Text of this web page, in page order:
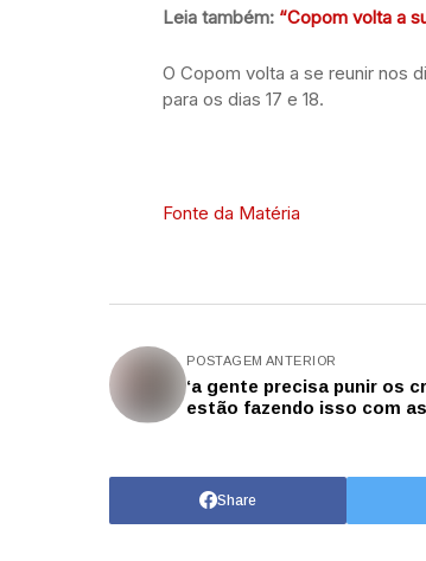
Leia também: “Copom volta a
O Copom volta a se reunir nos
para os dias 17 e 18.
Fonte da Matéria
POSTAGEM ANTERIOR
‘a gente precisa punir os
estão fazendo isso com
Share